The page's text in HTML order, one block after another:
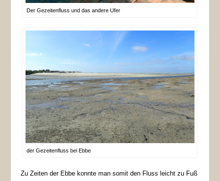
Der Gezeitenfluss und das andere Ufer
der Gezeitenfluss bei Ebbe
Zu Zeiten der Ebbe konnte man somit den Fluss leicht zu Fuß